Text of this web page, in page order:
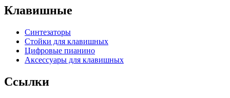
Клавишные
Синтезаторы
Стойки для клавишных
Цифровые пианино
Аксессуары для клавишных
Ссылки